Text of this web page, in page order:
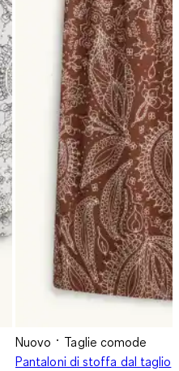
Nuovo
Taglie comode
Pantaloni di stoffa dal taglio